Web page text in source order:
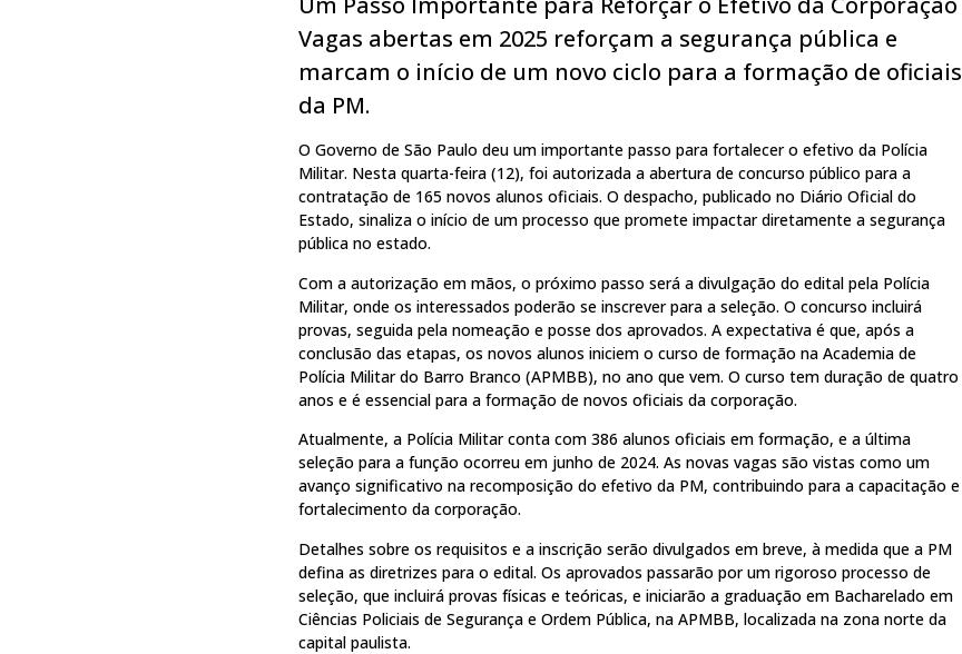
Vagas abertas em 2025 reforçam a segurança pública e
marcam o início de um novo ciclo para a formação de oficiais
da PM.
O Governo de São Paulo deu um importante passo para fortalecer o efetivo da Polícia
Militar. Nesta quarta-feira (12), foi autorizada a abertura de concurso público para a
contratação de 165 novos alunos oficiais. O despacho, publicado no Diário Oficial do
Estado, sinaliza o início de um processo que promete impactar diretamente a segurança
pública no estado.
Com a autorização em mãos, o próximo passo será a divulgação do edital pela Polícia
Militar, onde os interessados poderão se inscrever para a seleção. O concurso incluirá
provas, seguida pela nomeação e posse dos aprovados. A expectativa é que, após a
conclusão das etapas, os novos alunos iniciem o curso de formação na Academia de
Polícia Militar do Barro Branco (APMBB), no ano que vem. O curso tem duração de quatro
anos e é essencial para a formação de novos oficiais da corporação.
Atualmente, a Polícia Militar conta com 386 alunos oficiais em formação, e a última
seleção para a função ocorreu em junho de 2024. As novas vagas são vistas como um
avanço significativo na recomposição do efetivo da PM, contribuindo para a capacitação e
fortalecimento da corporação.
Detalhes sobre os requisitos e a inscrição serão divulgados em breve, à medida que a PM
defina as diretrizes para o edital. Os aprovados passarão por um rigoroso processo de
seleção, que incluirá provas físicas e teóricas, e iniciarão a graduação em Bacharelado em
Ciências Policiais de Segurança e Ordem Pública, na APMBB, localizada na zona norte da
capital paulista.